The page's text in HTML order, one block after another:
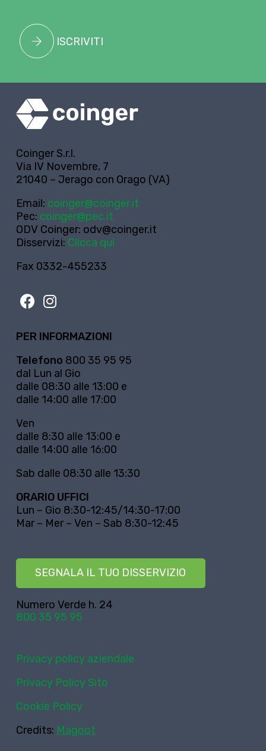
ISCRIVITI
Coinger S.r.l.
Via IV Novembre, 7
21040 – Jerago con Orago (VA)
Email: coinger@coinger.it
Pec: coinger@pec.it
ODV Coinger: odv@coinger.it
Disservizi: Clicca qui
Fax 0332-455233
PER INFORMAZIONI
Telefono 800 35 95 95
dal Lun al Gio
dalle 08:30 alle 13:00 e
dalle 14:00 alle 17:00
Ven
dalle 8:30 alle 13:00 e
dalle 14:00 alle 16:00
Sab dalle 08:30 alle 13:30
ORARIO UFFICI
Lun – Gio 8:30-12:45/14:30-17:00
Mar – Mer – Ven – Sab 8:30-12:45
SEGNALA IL TUO DISSERVIZIO
Numero Verde h. 24
800 35 95 95
Privacy policy aziendale
Privacy Policy Sito
Cookie Policy
Credits: Magoot